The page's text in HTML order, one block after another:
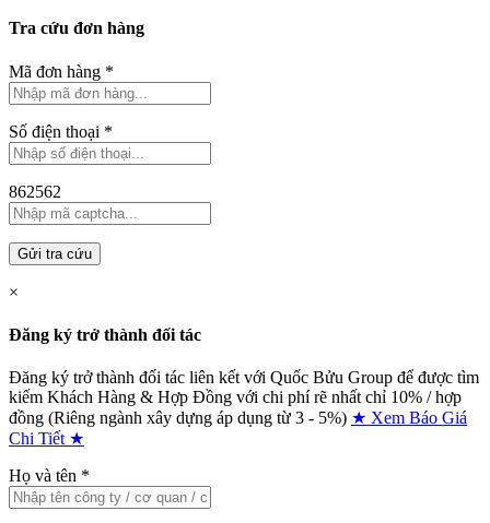
Tra cứu đơn hàng
Mã đơn hàng *
Số điện thoại *
862562
Gửi tra cứu
×
Đăng ký trở thành đối tác
Đăng ký trở thành đối tác liên kết với Quốc Bửu Group để được tìm
kiếm Khách Hàng & Hợp Đồng với chi phí rẽ nhất chỉ 10% / hợp
đồng (Riêng ngành xây dựng áp dụng từ 3 - 5%) ★ Xem Báo Giá
Chi Tiết ★
Họ và tên *